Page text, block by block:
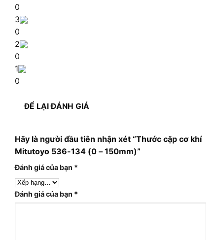
0
3
0
2
0
1
0
ĐỂ LẠI ĐÁNH GIÁ
Hãy là người đầu tiên nhận xét “Thước cặp cơ khí
Mitutoyo 536-134 (0 – 150mm)”
Đánh giá của bạn *
Đánh giá của bạn *